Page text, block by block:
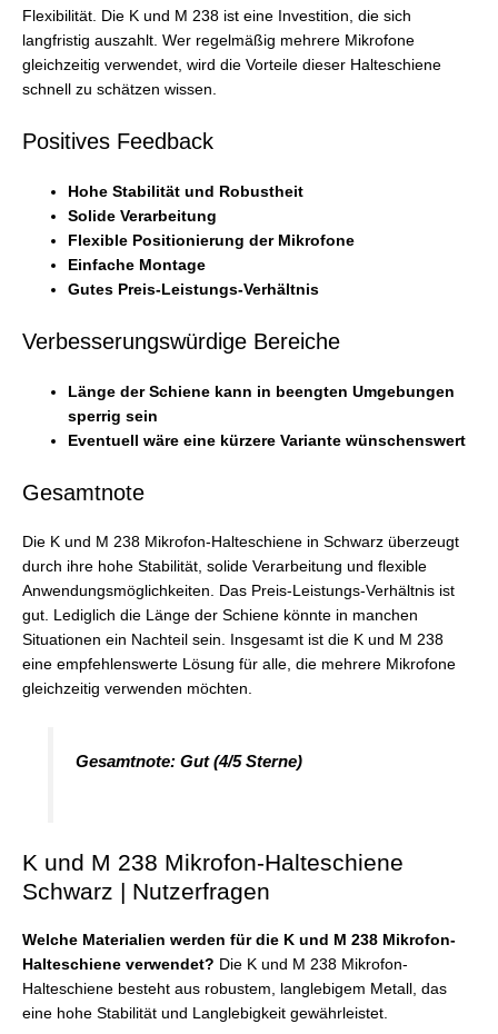
Flexibilität. Die K und M 238 ist eine Investition, die sich
langfristig auszahlt. Wer regelmäßig mehrere Mikrofone
gleichzeitig verwendet, wird die Vorteile dieser Halteschiene
schnell zu schätzen wissen.
Positives Feedback
Hohe Stabilität und Robustheit
Solide Verarbeitung
Flexible Positionierung der Mikrofone
Einfache Montage
Gutes Preis-Leistungs-Verhältnis
Verbesserungswürdige Bereiche
Länge der Schiene kann in beengten Umgebungen
sperrig sein
Eventuell wäre eine kürzere Variante wünschenswert
Gesamtnote
Die K und M 238 Mikrofon-Halteschiene in Schwarz überzeugt
durch ihre hohe Stabilität, solide Verarbeitung und flexible
Anwendungsmöglichkeiten. Das Preis-Leistungs-Verhältnis ist
gut. Lediglich die Länge der Schiene könnte in manchen
Situationen ein Nachteil sein. Insgesamt ist die K und M 238
eine empfehlenswerte Lösung für alle, die mehrere Mikrofone
gleichzeitig verwenden möchten.
Gesamtnote: Gut (4/5 Sterne)
K und M 238 Mikrofon-Halteschiene
Schwarz | Nutzerfragen
Welche Materialien werden für die K und M 238 Mikrofon-
Halteschiene verwendet? Die K und M 238 Mikrofon-
Halteschiene besteht aus robustem, langlebigem Metall, das
eine hohe Stabilität und Langlebigkeit gewährleistet.